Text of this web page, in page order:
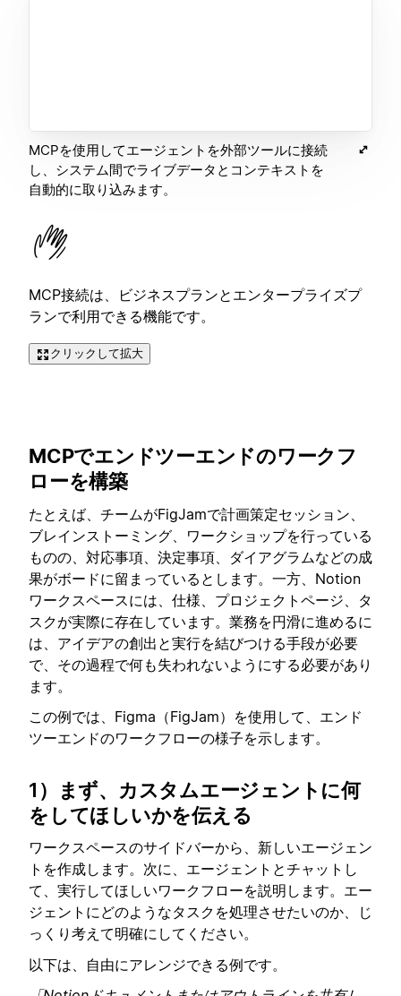
MCPを使用してエージェントを外部ツールに接続
し、システム間でライブデータとコンテキストを
自動的に取り込みます。
MCP接続は、ビジネスプランとエンタープライズプ
ランで利用できる機能です。
クリックして拡大
MCPでエンドツーエンドのワークフ
ローを構築
たとえば、チームがFigJamで計画策定セッション、
ブレインストーミング、ワークショップを行っている
ものの、対応事項、決定事項、ダイアグラムなどの成
果がボードに留まっているとします。一方、Notion
ワークスペースには、仕様、プロジェクトページ、タ
スクが実際に存在しています。業務を円滑に進めるに
は、アイデアの創出と実行を結びつける手段が必要
で、その過程で何も失われないようにする必要があり
ます。
この例では、Figma（FigJam）を使用して、エンド
ツーエンドのワークフローの様子を示します。
1）まず、カスタムエージェントに何
をしてほしいかを伝える
ワークスペースのサイドバーから、新しいエージェン
トを作成します。次に、エージェントとチャットし
て、実行してほしいワークフローを説明します。エー
ジェントにどのようなタスクを処理させたいのか、じ
っくり考えて明確にしてください。
以下は、自由にアレンジできる例です。